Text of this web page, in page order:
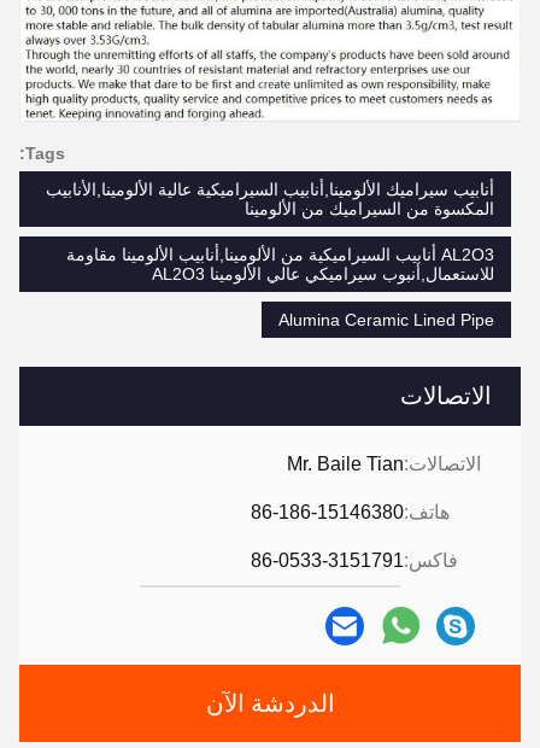
الاتصالات
الاتصالات:Mr. Baile Tian
هاتف:86-186-15146380
فاكس:86-0533-3151791
الدردشة الآن
Tags:
أنابيب سيراميك الألومينا,أنابيب السيراميكية عالية الألومينا,الأنابيب
المكسوة من السيراميك من الألومينا
AL2O3 أنابيب السيراميكية من الألومينا,أنابيب الألومينا مقاومة
للاستعمال,أنبوب سيراميكي عالي الألومينا AL2O3
Alumina Ceramic Lined Pipe